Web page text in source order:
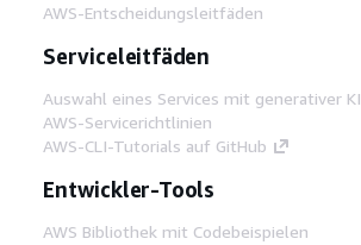
AWS-Entscheidungsleitfäden
Serviceleitfäden
Auswahl eines Services mit generativer KI
AWS-Servicerichtlinien
AWS-CLI-Tutorials auf GitHub
Entwickler-Tools
AWS Bibliothek mit Codebeispielen